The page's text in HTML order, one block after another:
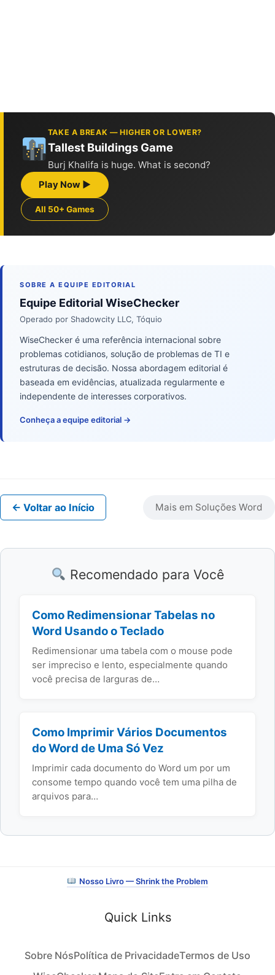
TAKE A BREAK — HIGHER OR LOWER?
Tallest Buildings Game
Burj Khalifa is huge. What is second?
Play Now ▶
All 50+ Games
SOBRE A EQUIPE EDITORIAL
Equipe Editorial WiseChecker
Operado por Shadowcity LLC, Tóquio
WiseChecker é uma referência internacional sobre
problemas cotidianos, solução de problemas de TI e
estruturas de decisão. Nossa abordagem editorial é
baseada em evidências, atualizada regularmente e
independente de interesses corporativos.
Conheça a equipe editorial →
← Voltar ao Início Mais em Soluções Word
Recomendado para Você
Como Redimensionar Tabelas no
Word Usando o Teclado
Redimensionar uma tabela com o mouse pode
ser impreciso e lento, especialmente quando
você precisa de larguras de…
Como Imprimir Vários Documentos
do Word de Uma Só Vez
Imprimir cada documento do Word um por um
consome tempo quando você tem uma pilha de
arquivos para…
Nosso Livro — Shrink the Problem
Quick Links
Sobre NósPolítica de PrivacidadeTermos de Uso